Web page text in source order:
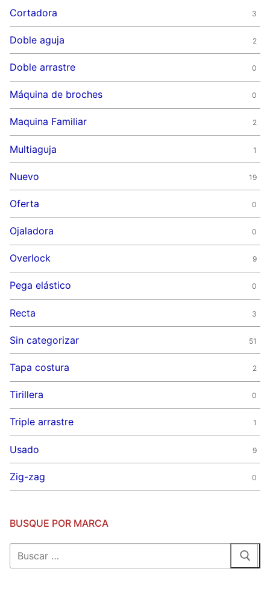
Cortadora 3
Doble aguja 2
Doble arrastre 0
Máquina de broches 0
Maquina Familiar 2
Multiaguja 1
Nuevo 19
Oferta 0
Ojaladora 0
Overlock 9
Pega elástico 0
Recta 3
Sin categorizar 51
Tapa costura 2
Tirillera 0
Triple arrastre 1
Usado 9
Zig-zag 0
BUSQUE POR MARCA
Buscar: